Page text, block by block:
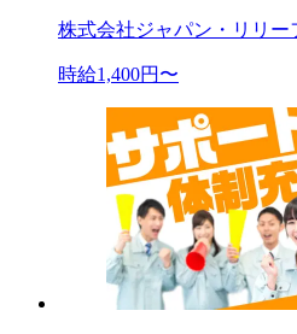
株式会社ジャパン・リリー
時給1,400円〜